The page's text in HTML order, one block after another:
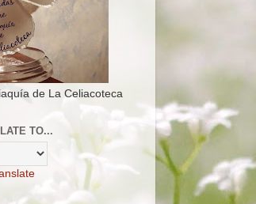
de La Celiacoteca
TO...